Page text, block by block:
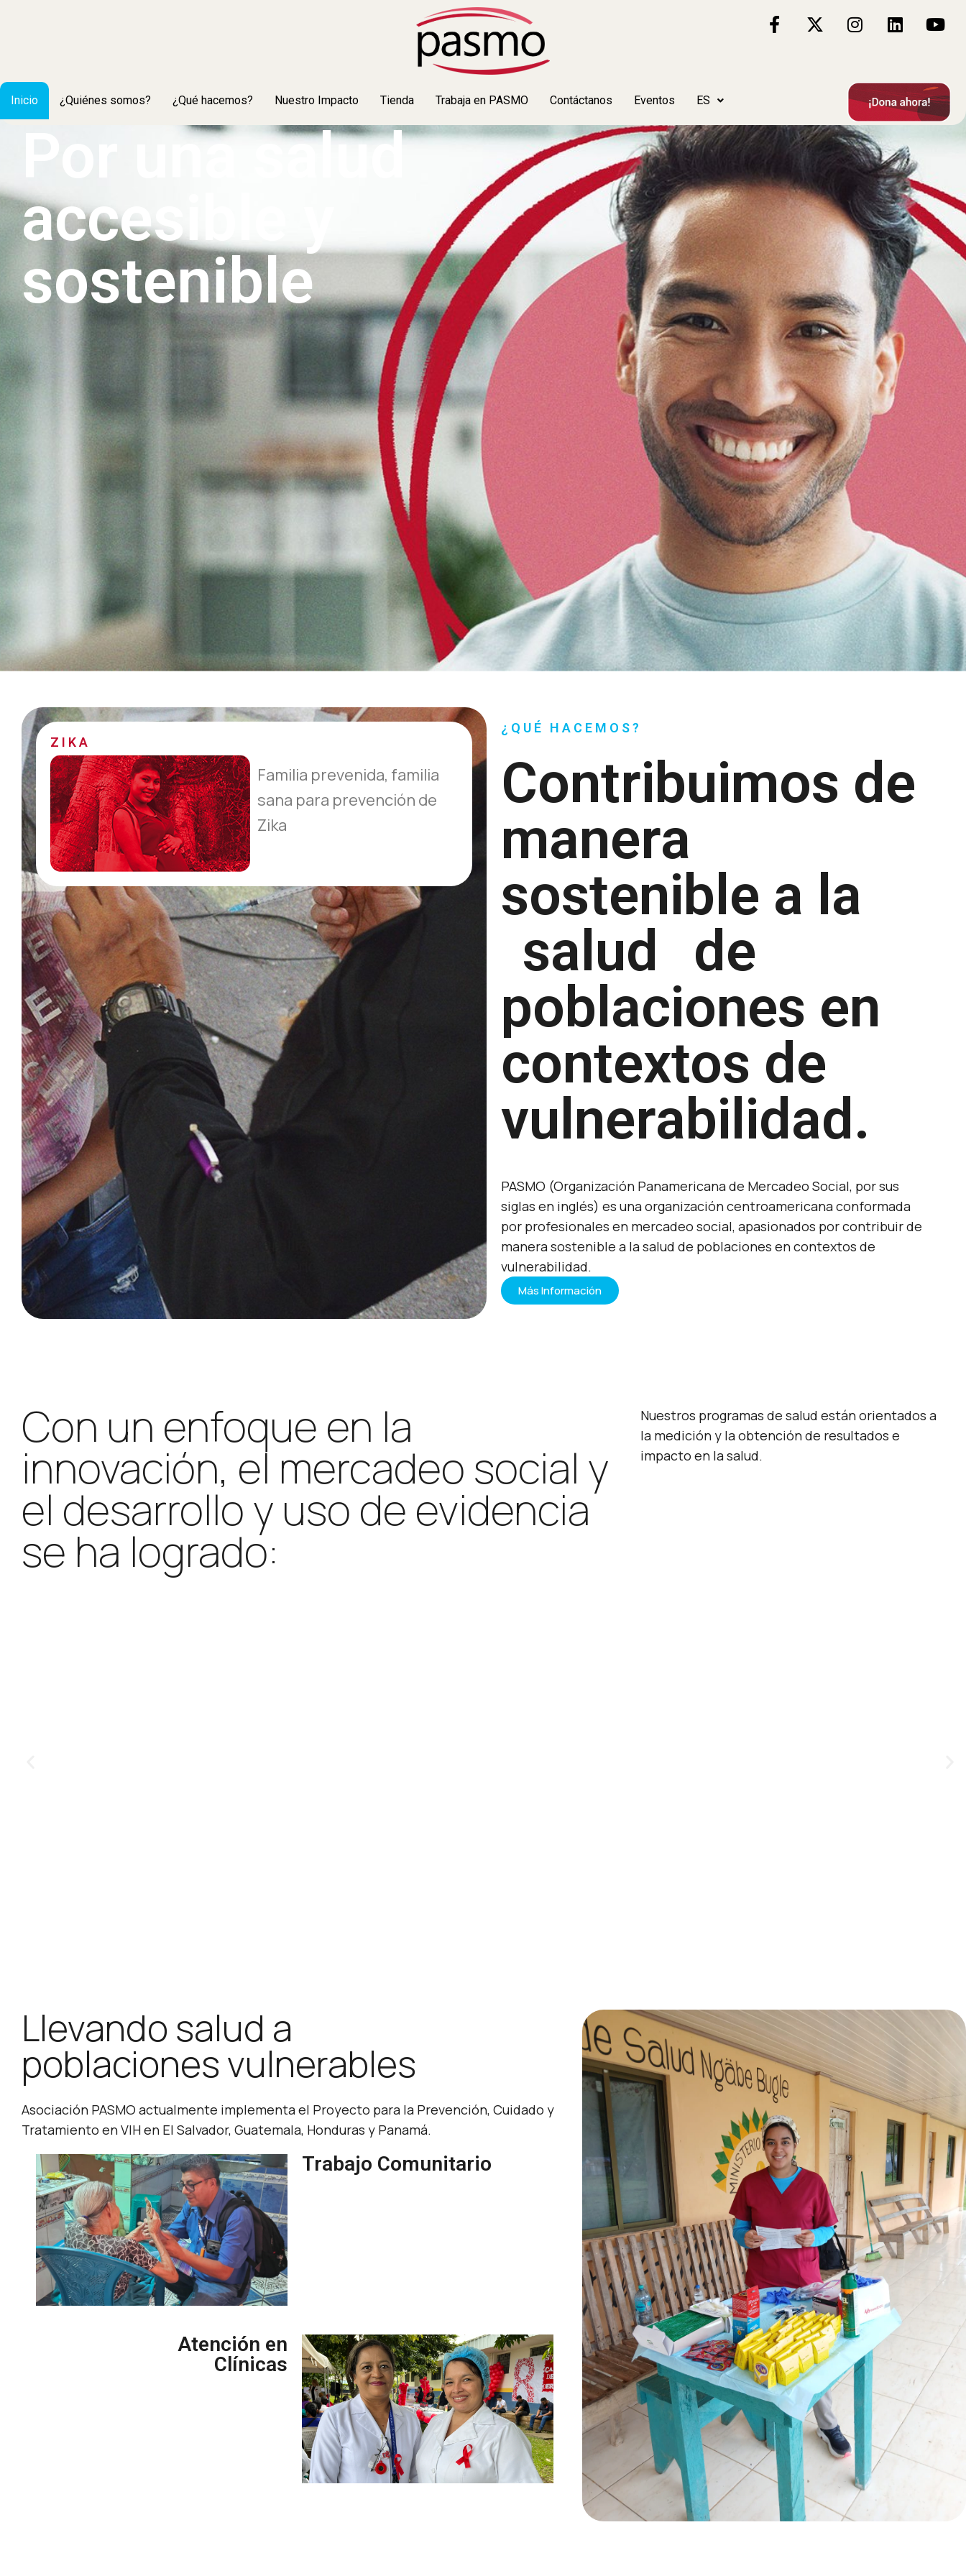
Inicio ¿Quiénes somos? ¿Qué hacemos? Nuestro Impacto Tienda Trabaja en PASMO Contáctanos Eventos ES
Por una salud
accesible y
sostenible
ZIKA
Familia prevenida, familia
sana para prevención de
Zika
¿QUÉ HACEMOS?
Contribuimos de
manera
sostenible a la
salud
de
poblaciones en
contextos de
vulnerabilidad.
PASMO (Organización Panamericana de Mercadeo Social, por sus
siglas en inglés) es una organización centroamericana conformada
por profesionales en mercadeo social, apasionados por contribuir de
manera sostenible a la salud de poblaciones en contextos de
vulnerabilidad.
Más Información
Con un enfoque en la
innovación, el mercadeo social y
el desarrollo y uso de evidencia
se ha logrado:
Nuestros programas de salud están orientados a
la medición y la obtención de resultados e
impacto en la salud.
Llevando salud a
poblaciones vulnerables
Asociación PASMO actualmente implementa el Proyecto para la Prevención, Cuidado y
Tratamiento en VIH en El Salvador, Guatemala, Honduras y Panamá.
Trabajo Comunitario
Atención en
Clínicas